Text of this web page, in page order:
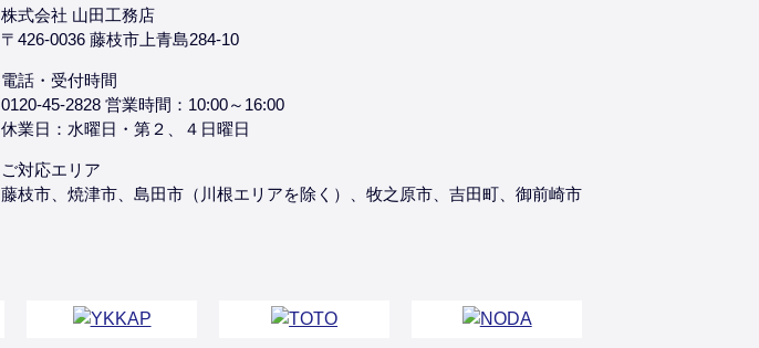
株式会社 山田工務店
〒426-0036 藤枝市上青島284-10
電話・受付時間
0120-45-2828 営業時間：10:00～16:00
休業日：水曜日・第２、４日曜日
ご対応エリア
藤枝市、焼津市、島田市（川根エリアを除く）、牧之原市、吉田町、御前崎市